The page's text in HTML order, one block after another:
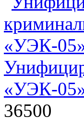
«УЭК-
36500